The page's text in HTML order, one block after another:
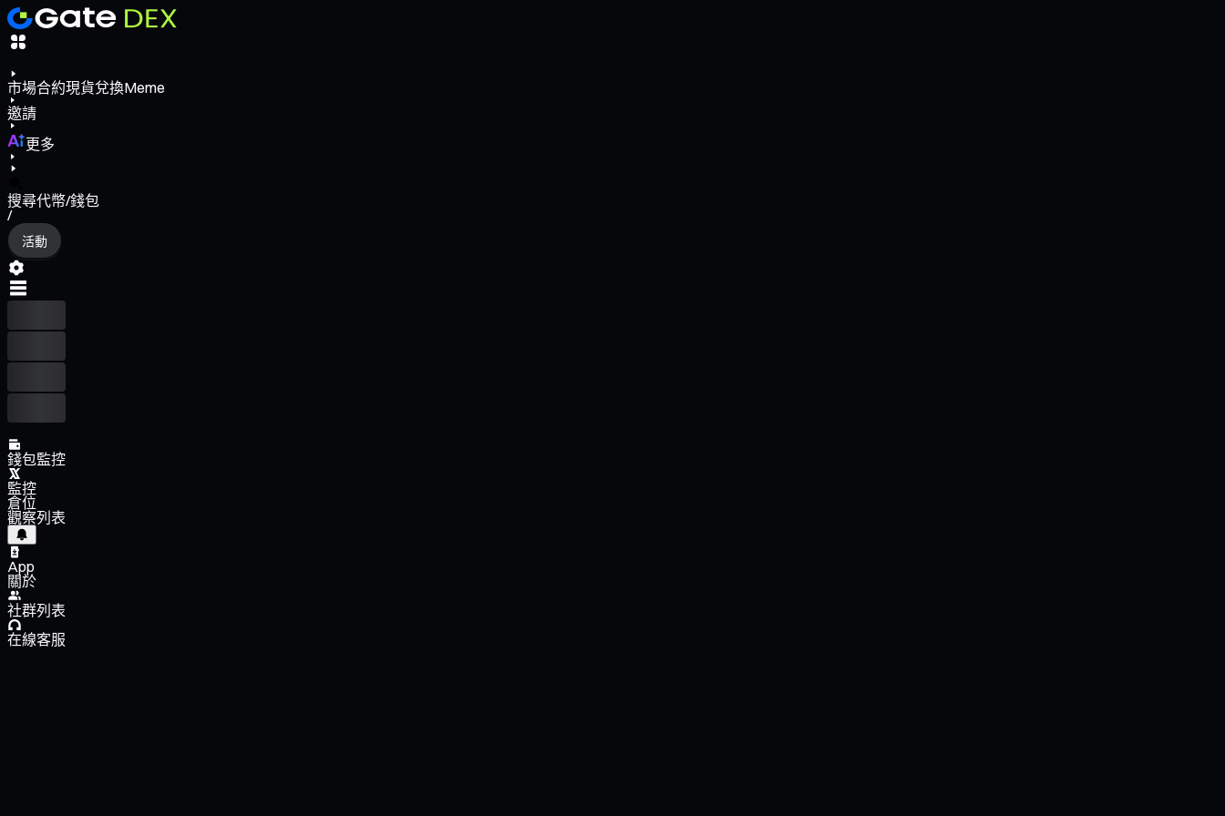
市場合約現貨兌換Meme
邀請
更多
搜尋代幣/錢包
/
活動
錢包監控
監控
倉位
觀察列表
App
關於
社群列表
在線客服